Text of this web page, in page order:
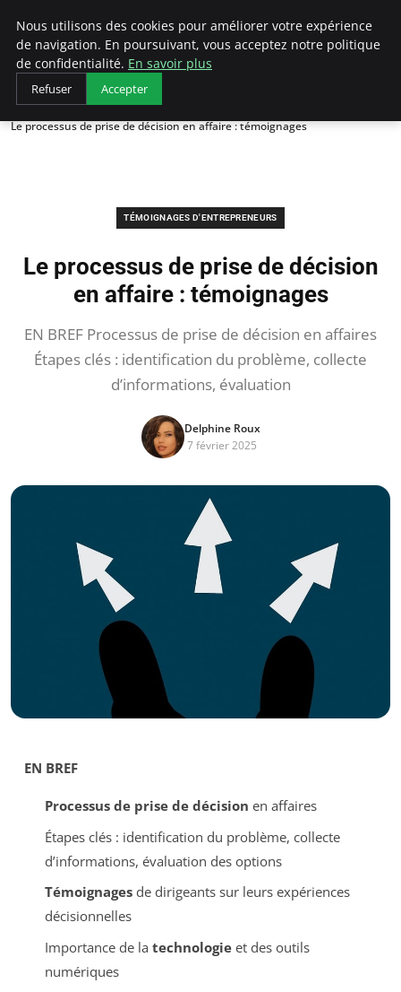
LECFCM
Accueil
Témoignages d'entrepreneurs
Le processus de prise de décision en affaire : témoignages
TÉMOIGNAGES D'ENTREPRENEURS
Le processus de prise de décision
en affaire : témoignages
EN BREF Processus de prise de décision en affaires
Étapes clés : identification du problème, collecte
d’informations, évaluation
Delphine Roux
7 février 2025
EN BREF
Processus de prise de décision en affaires
Étapes clés : identification du problème, collecte
d’informations, évaluation des options
Témoignagesde dirigeants sur leurs expériences
décisionnelles
Importance de la technologieet des outils
numériques
Nous utilisons des cookies pour améliorer votre expérience
de navigation. En poursuivant, vous acceptez notre politique
de confidentialité. En savoir plus
Refuser Accepter